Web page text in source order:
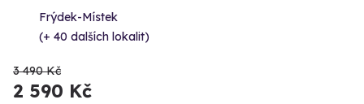
Frýdek-Místek
(+ 40 dalších lokalit)
3 490 Kč
2 590 Kč